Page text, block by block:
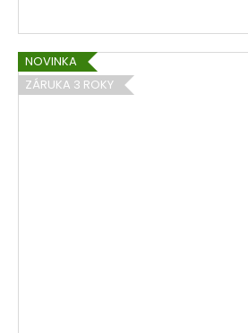
NOVINKA
ZÁRUKA 3 ROKY